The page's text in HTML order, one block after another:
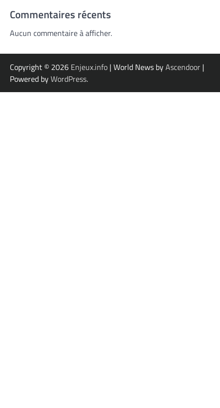
Commentaires récents
Aucun commentaire à afficher.
Copyright © 2026 Enjeux.info | World News byAscendoor |
Powered byWordPress.